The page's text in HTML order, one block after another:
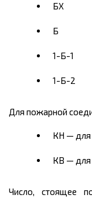
БХ
Б
1-Б-1
1-Б-2
Для пожарной
КН — для
КВ — для
Число, стоящее